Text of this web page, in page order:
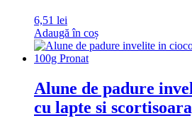
6,51 lei
Adaugă în coș
Alune de padure
cu lapte si